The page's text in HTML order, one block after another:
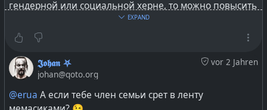
гендерной или социальной херне, то можно повысить
уровень Affinity у этого контакта и выкинуть его
шитпостинг в категорию того, что крайне редко
просматриваешь.
Настоятельно рекомендую или запилить или найти и
инстанцев — всех этих ваших Misskey, Mastodon,
EXPAND
vor 2 Jahren
𝕵𝖔𝖍𝖆𝖓 ⛧
johan@qoto.org
@erua А если тебе член семьи срет в ленту